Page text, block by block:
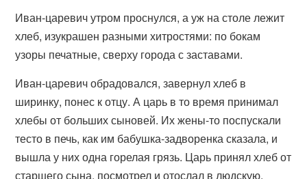
Иван-царевич утром проснулся, а уж на столе лежит
хлеб, изукрашен разными хитростями: по бокам
узоры печатные, сверху города с заставами.
Иван-царевич обрадовался, завернул хлеб в
ширинку, понес к отцу. А царь в то время принимал
хлебы от больших сыновей. Их жены-то поспускали
тесто в печь, как им бабушка-задворенка сказала, и
вышла у них одна горелая грязь. Царь принял хлеб от
старшего сына, посмотрел и отослал в людскую.